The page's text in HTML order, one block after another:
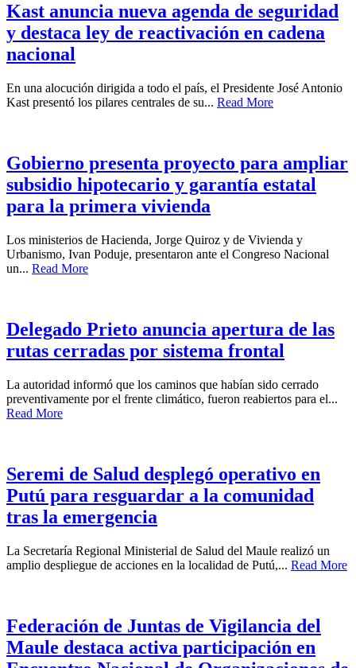
Kast anuncia nueva agenda de seguridad
y destaca ley de reactivación en cadena
nacional
En una alocución dirigida a todo el país, el Presidente José Antonio
Kast presentó los pilares centrales de su... Read More
Gobierno presenta proyecto para ampliar
subsidio hipotecario y garantía estatal
para la primera vivienda
Los ministerios de Hacienda, Jorge Quiroz y de Vivienda y
Urbanismo, Ivan Poduje, presentaron ante el Congreso Nacional
un... Read More
Delegado Prieto anuncia apertura de las
rutas cerradas por sistema frontal
La autoridad informó que los caminos que habían sido cerrado
preventivamente por el frente climático, fueron reabiertos para el...
Read More
Seremi de Salud desplegó operativo en
Putú para resguardar a la comunidad
tras la emergencia
La Secretaría Regional Ministerial de Salud del Maule realizó un
amplio despliegue de acciones en la localidad de Putú,... Read More
Federación de Juntas de Vigilancia del
Maule destaca activa participación en